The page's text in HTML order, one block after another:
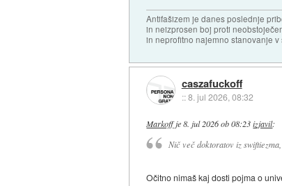
Antifašizem je danes poslednje
in neizprosen boj proti
in neprofitno najemno stanovanje
caszafuckoff
::8. jul 2026, 08:32
Markoffje8. jul 2026 ob 08:23 izjavil:
Nič več doktoratov iz
Očitno nimaš kaj dosti pojma o